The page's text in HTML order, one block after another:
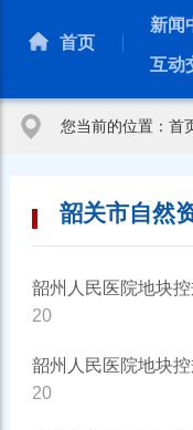
首页
新闻
互动
您当前的位置： 首
韶关市自然
韶州人民医院地块
20
韶州人民医院地块
20